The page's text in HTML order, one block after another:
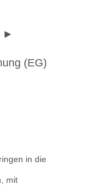
(EG)
in die
mit